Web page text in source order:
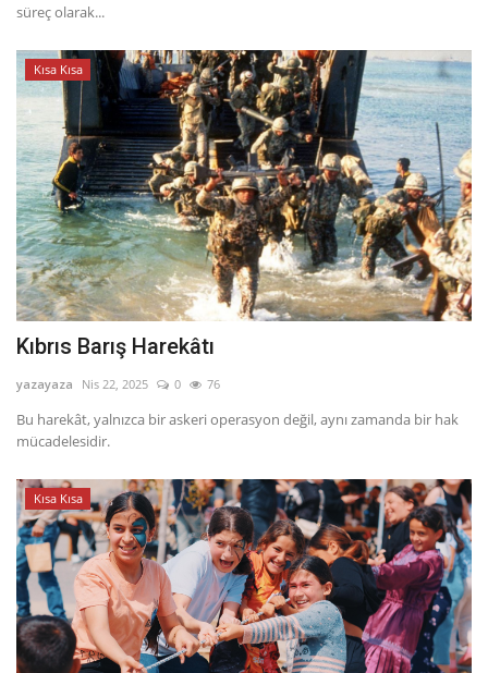
süreç olarak...
Kısa Kısa
Kıbrıs Barış Harekâtı
yazayaza Nis 22, 2025 0 76
Bu harekât, yalnızca bir askeri operasyon değil, aynı zamanda bir hak
mücadelesidir.
Kısa Kısa